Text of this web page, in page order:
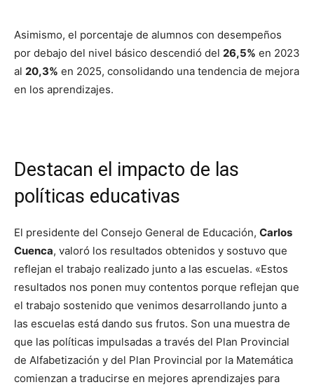
Asimismo, el porcentaje de alumnos con desempeños
por debajo del nivel básico descendió del 26,5% en 2023
al 20,3% en 2025, consolidando una tendencia de mejora
en los aprendizajes.
Destacan el impacto de las
políticas educativas
El presidente del Consejo General de Educación, Carlos
Cuenca, valoró los resultados obtenidos y sostuvo que
reflejan el trabajo realizado junto a las escuelas. «Estos
resultados nos ponen muy contentos porque reflejan que
el trabajo sostenido que venimos desarrollando junto a
las escuelas está dando sus frutos. Son una muestra de
que las políticas impulsadas a través del Plan Provincial
de Alfabetización y del Plan Provincial por la Matemática
comienzan a traducirse en mejores aprendizajes para